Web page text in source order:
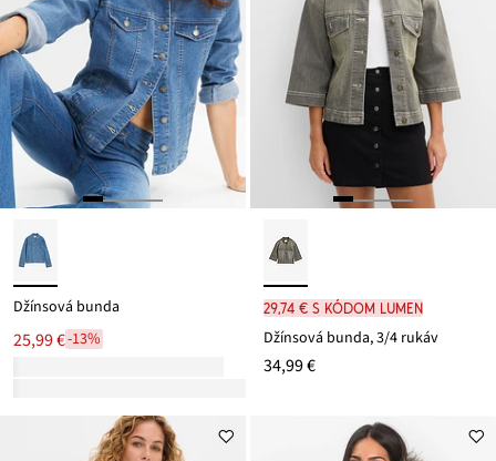
Džínsová bunda
25,99 €-13%
29,74 € s kódom LUMEN
Džínsová bunda, 3/4 rukáv
34,99 €